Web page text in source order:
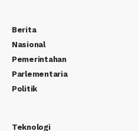
Berita
Nasional
Pemerintahan
Parlementaria
Politik
Teknologi